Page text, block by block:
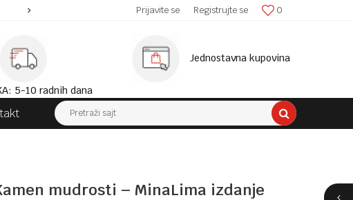
SIGURNA ISPORUKA! 0
Prijavite se Registrujte se
5-10 radnih dana
Jednostavna kupovina
Pretraži sajt
mudrosti – MinaLima izdanje